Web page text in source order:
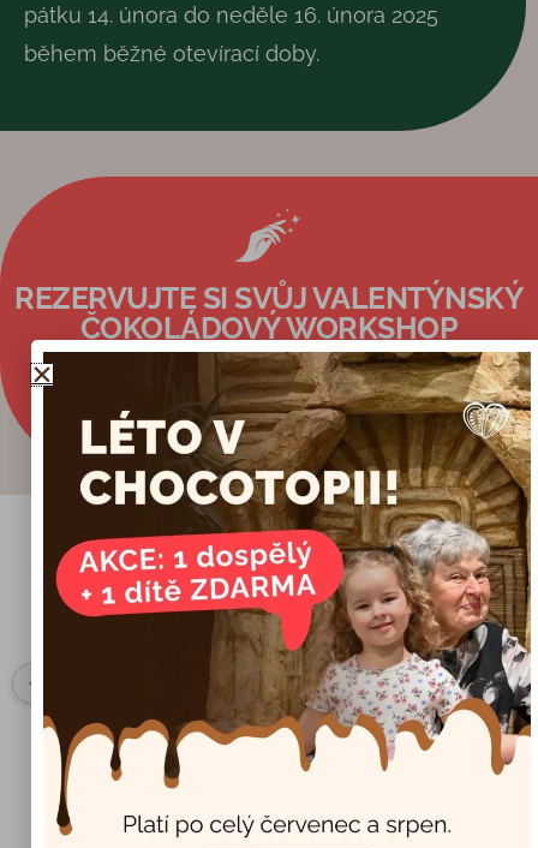
pátku 14. února do neděle 16. února 2025
během běžné otevírací doby.
REZERVUJTE SI SVŮJ VALENTÝNSKÝ
ČOKOLÁDOVÝ WORKSHOP
REZERVUJTE NYNÍ
Tomáš Sláma
10 months ago
I recommend it and especially the workshop the
children were excited about 🙂